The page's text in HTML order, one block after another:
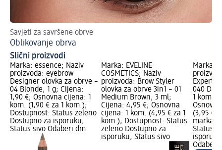
Savjeti za savršene obrve
Oblikovanje obrva
Slični proizvodi
Marka: essence; Naziv
proizvoda: eyebrow
Designer olovka za obrve –
04 Blonde, 1 g; Cijena:
1,90 €; Osnovna cijena: 1
kom. (1,90 € za 1 kom.);
Dostupnost: Status zeleno
Dostupno za isporuku,
Status sivo Odaberi dm
Marka: EVELINE
COSMETICS; Naziv
proizvoda: Brow Styler
olovka za obrve 3in1 – 01
Medium Brown, 3 ml;
Cijena: 4,95 €; Osnovna
cijena: 1 kom. (4,95 € za 1
kom.); Dostupnost: Status
zeleno Dostupno za
isporuku, Status sivo
Marka:
Expert
040
1 kom.;
(3,95 €
marka
Status
Odaberi